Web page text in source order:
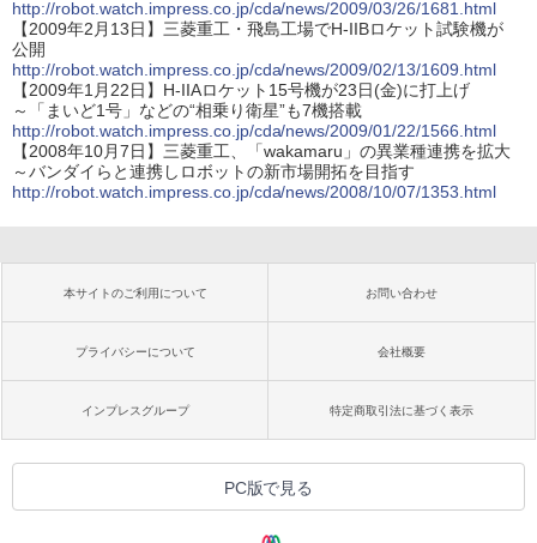
http://robot.watch.impress.co.jp/cda/news/2009/03/26/1681.html
【2009年2月13日】三菱重工・飛島工場でH-IIBロケット試験機が
公開
http://robot.watch.impress.co.jp/cda/news/2009/02/13/1609.html
【2009年1月22日】H-IIAロケット15号機が23日(金)に打上げ
～「まいど1号」などの“相乗り衛星”も7機搭載
http://robot.watch.impress.co.jp/cda/news/2009/01/22/1566.html
【2008年10月7日】三菱重工、「wakamaru」の異業種連携を拡大
～バンダイらと連携しロボットの新市場開拓を目指す
http://robot.watch.impress.co.jp/cda/news/2008/10/07/1353.html
本サイトのご利用について お問い合わせ
プライバシーについて 会社概要
インプレスグループ 特定商取引法に基づく表示
PC版で見る